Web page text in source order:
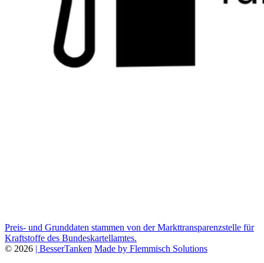
Preis- und Grunddaten stammen von der Markttransparenzstelle für
Kraftstoffe des Bundeskartellamtes.
© 2026 | BesserTanken Made by Flemmisch Solutions